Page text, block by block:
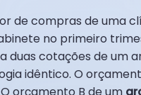
de compras de uma
no primeiro
duas cotações de um
idêntico. O